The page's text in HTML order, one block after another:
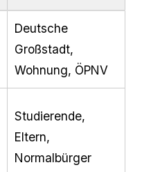
Deutsche
Großstadt,
Wohnung, ÖPNV
Studierende,
Eltern,
Normalbürger